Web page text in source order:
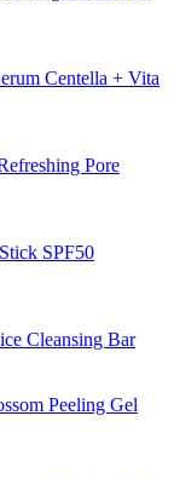
Centella + Vita
Pore
SPF50
Cleansing Bar
Peeling Gel